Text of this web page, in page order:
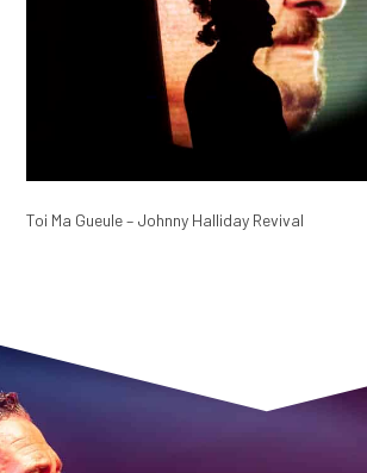
Toi Ma Gueule – Johnny Halliday Revival